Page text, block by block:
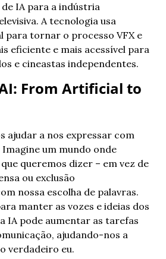
IA para a indústria
A tecnologia usa
para tornar o processo VFX e
eficiente e mais acessível para
e cineastas independentes.
From Artificial to
ajudar a nos expressar com
um mundo onde
queremos dizer – em vez de
ou exclusão
nossa escolha de palavras.
manter as vozes e ideias dos
IA pode aumentar as tarefas
ajudando-nos a
verdadeiro eu.